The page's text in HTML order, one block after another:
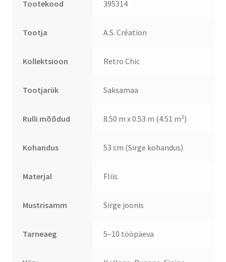
Tootekood 395314
Tootja A.S. Création
Kollektsioon Retro Chic
Tootjariik Saksamaa
Rulli mõõdud 8.50 m x 0.53 m (4.51 m²)
Kohandus 53 cm (Sirge kohandus)
Materjal Fliis
Mustrisamm Sirge joonis
Tarneaeg 5–10 tööpäeva